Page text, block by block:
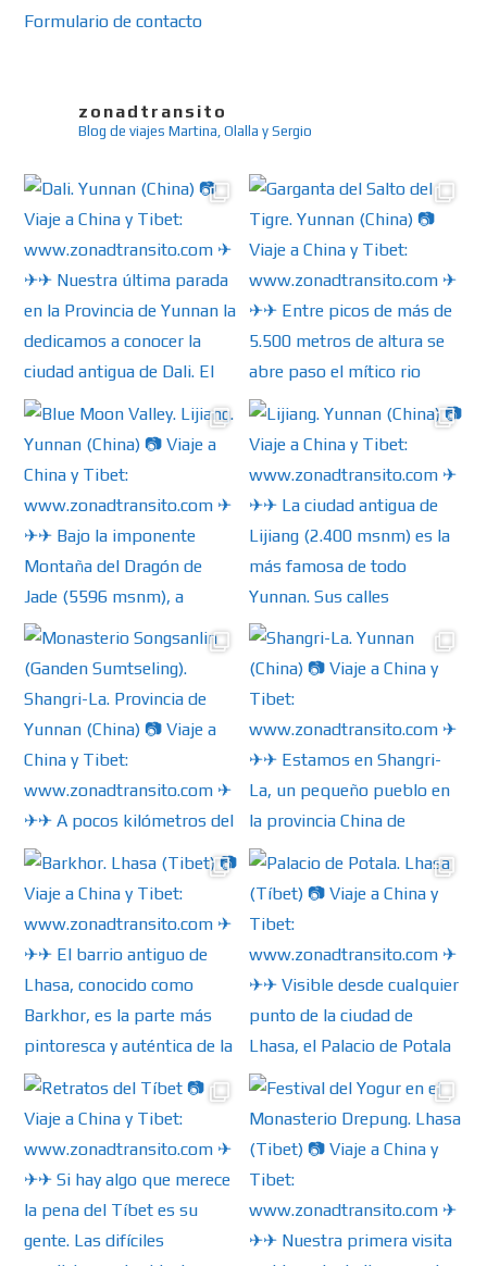
Formulario de contacto
zonadtransito
Blog de viajes Martina, Olalla y Sergio